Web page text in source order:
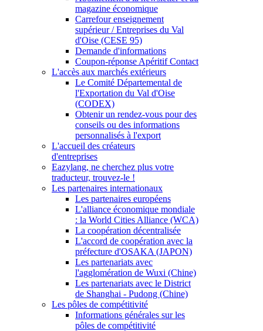
magazine économique
Carrefour enseignement
supérieur / Entreprises du Val
d'Oise (CESE 95)
Demande d'informations
Coupon-réponse Apéritif Contact
L'accès aux marchés extérieurs
Le Comité Départemental de
l'Exportation du Val d'Oise
(CODEX)
Obtenir un rendez-vous pour des
conseils ou des informations
personnalisés à l'export
L'accueil des créateurs
d'entreprises
Eazylang, ne cherchez plus votre
traducteur, trouvez-le !
Les partenaires internationaux
Les partenaires européens
L'alliance économique mondiale
: la World Cities Alliance (WCA)
La coopération décentralisée
L'accord de coopération avec la
préfecture d'OSAKA (JAPON)
Les partenariats avec
l'agglomération de Wuxi (Chine)
Les partenariats avec le District
de Shanghai - Pudong (Chine)
Les pôles de compétitivité
Informations générales sur les
pôles de compétitivité